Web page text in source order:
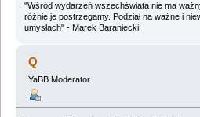
"Wśród wydarzeń wszechświata nie ma
różnie je postrzegamy. Podział na ważne i
umysłach" - Marek Baraniecki
Q
YaBB Moderator